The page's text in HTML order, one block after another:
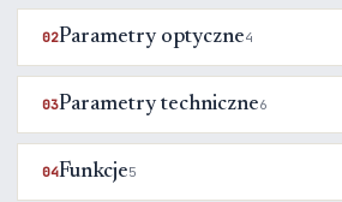
02Parametry optyczne4
03Parametry techniczne6
04Funkcje5